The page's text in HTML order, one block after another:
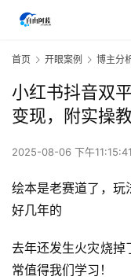
首页 开眼案例 博主分
小红书抖音双
变现，附实操
2025-08-06 下午11:15:41
绘本是老赛道了，玩
好几年的
去年还发生火灾烧掉
常值得我们学习！